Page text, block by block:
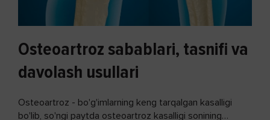
Osteoartroz sabablari, tasnifi va
davolash usullari
Osteoartroz - bo'g'imlarning keng tarqalgan kasalligi
bo'lib, so'ngi paytda osteoartroz kasalligi sonining